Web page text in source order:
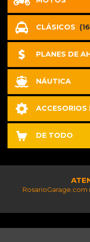
CLÁSICOS
PLANES DE
NÁUTICA
ACCESORIOS
DE TODO